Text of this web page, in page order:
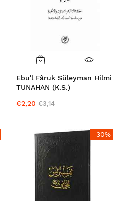
Ebu'l Fâruk Süleyman Hilmi
TUNAHAN (K.S.)
€2,20 €3,14
-30%